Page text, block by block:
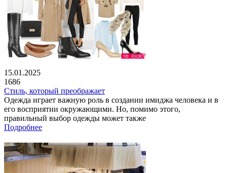
15.01.2025
1686
Стиль, который преображает
Одежда играет важную роль в создании имиджа человека и в
его восприятии окружающими. Но, помимо этого,
правильный выбор одежды может также
Подробнее